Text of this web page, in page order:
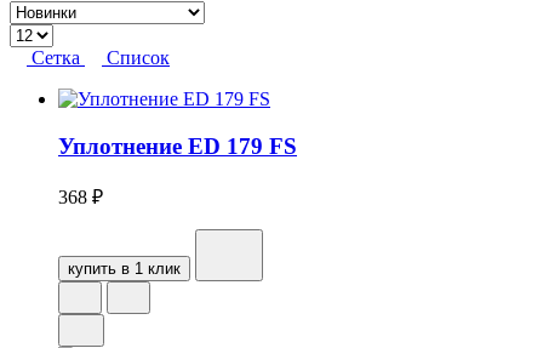
Сетка Список
Уплотнение ED 179 FS
368 ₽
купить в 1 клик